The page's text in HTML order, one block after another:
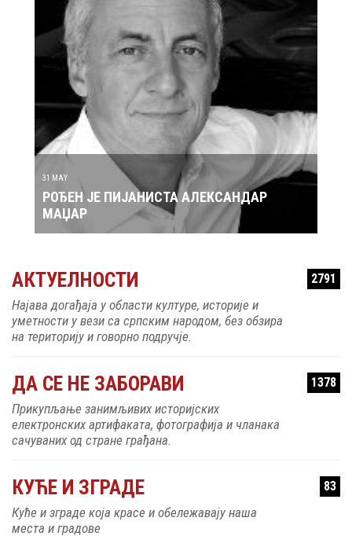
АЛЕКСАНДАР
РОЂЕН ЈЕ ПЕВАЧ
АКТУЕЛНОСТИ 2791
Најава догађаја у области културе, историје и
уметности у вези са српским народом, без обзира
на територију и говорно подручје.
ДА СЕ НЕ ЗАБОРАВИ 1378
Прикупљање занимљивих историјских
електронских артифаката, фотографија и чланака
сачуваних од стране грађана.
КУЋЕ И ЗГРАДЕ 83
Куће и зграде која красе и обележавају наша
места и градове